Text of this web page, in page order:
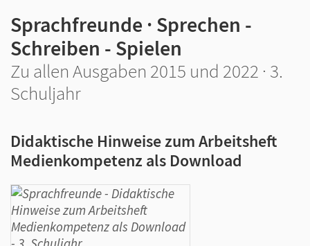
Sprachfreunde · Sprechen -
Schreiben - Spielen
Zu allen Ausgaben 2015 und 2022 · 3.
Schuljahr
Didaktische Hinweise zum Arbeitsheft
Medienkompetenz als Download